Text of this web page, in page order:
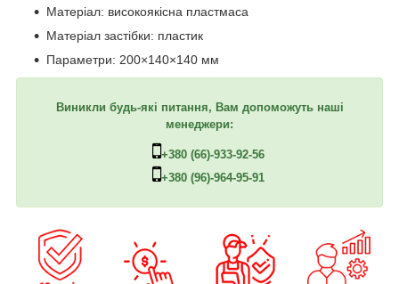
Матеріал: високоякісна пластмаса
Матеріал застібки: пластик
Параметри: 200×140×140 мм
Виникли будь-які питання, Вам допоможуть наші
менеджери:
+380 (66)-933-92-56
+380 (96)-964-95-91